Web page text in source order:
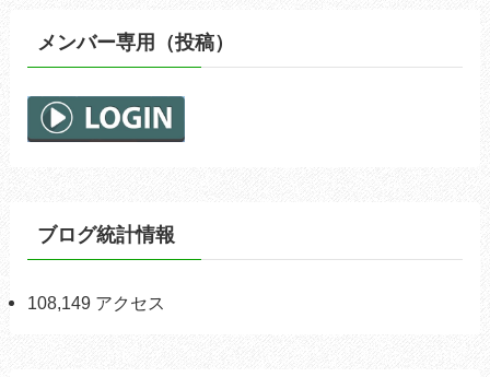
メンバー専用（投稿）
ブログ統計情報
108,149 アクセス